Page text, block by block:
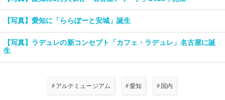
【写真】愛知に「ららぽーと安城」誕生
【写真】ラデュレの新コンセプト「カフェ・ラデュレ」名古屋に誕
生
# アルテミュージアム #愛知 # 国内